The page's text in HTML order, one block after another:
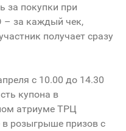
за покупки при
– за каждый чек,
получает сразу
с 10.00 до 14.30
купона в
атриуме ТРЦ
в розыгрыше призов с